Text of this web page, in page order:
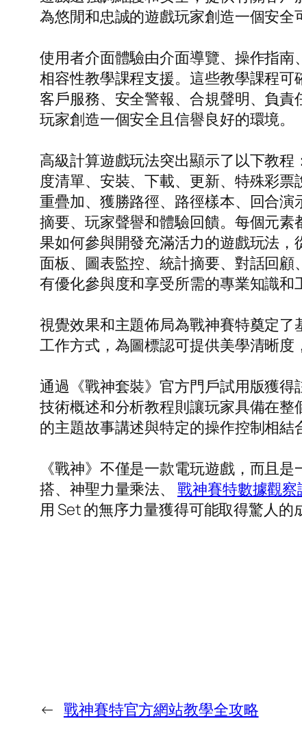
為悠閒和忠誠的遊戲玩家創造一個安全
使用者介面體驗由介面導覽、操作指
相容性教學課程支援。這些教學課程
客戶服務、安全警報、合規聲明、負
玩家創造一個安全且信譽良好的環境。
高級計算遊戲玩法突出顯示了以下教
度清單、安裝、下載、更新、特殊彩
重疊加、獲勝路徑、路徑樣本、回合
摘要、玩家聲譽和體驗回饋。每個元
果如何參與開發充滿活力的遊戲玩法
面板、圖表監控、統計摘要、對話回
有優化參與度和享受所需的專業知識和
視覺效果和主題佈局為戰神賽特奠定
工作方式，為圖標認可提供美學清晰度
通過《戰神套裝》官方門戶試用版獲
技術概述和分析教程則讓玩家具備在
的主題故事講述與特定的操作控制相結
《戰神》不僅是一款電玩遊戲，而且
搭、神聖力量乘法、 戰神賽特數據觀察
用 Set 的無序力量獲得可能取得驚人的
← 戰神賽特官方網站教學全攻略